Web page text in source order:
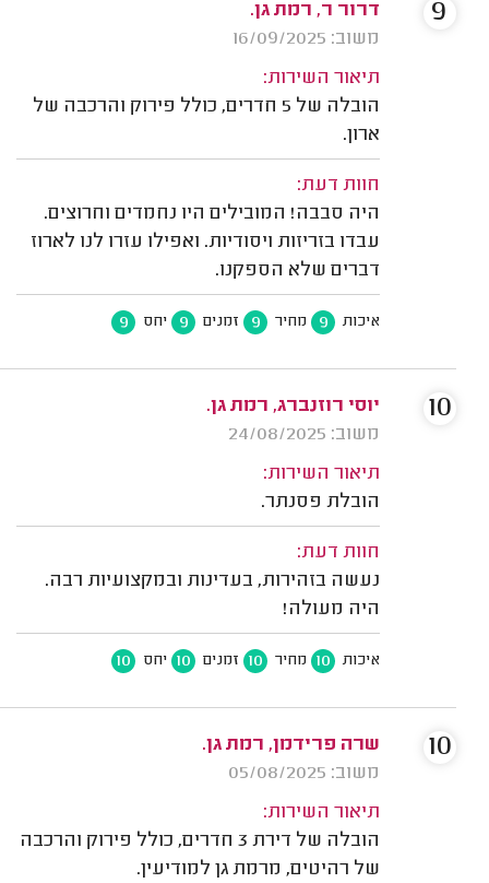
דרור ר, רמת גן.
משוב: 16/09/2025
תיאור השירות:
הובלה של 5 חדרים, כולל פירוק והרכבה של
ארון.
חוות דעת:
היה סבבה! המובילים היו נחמדים וחרוצים.
עבדו בזריזות ויסודיות. ואפילו עזרו לנו לארוז
דברים שלא הספקנו.
איכות 9 מחיר 9 זמנים 9 יחס 9
9
יוסי רוזנברג, רמת גן.
משוב: 24/08/2025
תיאור השירות:
הובלת פסנתר.
חוות דעת:
נעשה בזהירות, בעדינות ובמקצועיות רבה.
היה מעולה!
איכות 10 מחיר 10 זמנים 10 יחס 10
10
שרה פרידמן, רמת גן.
משוב: 05/08/2025
תיאור השירות:
הובלה של דירת 3 חדרים, כולל פירוק והרכבה
של רהיטים, מרמת גן למודיעין.
10